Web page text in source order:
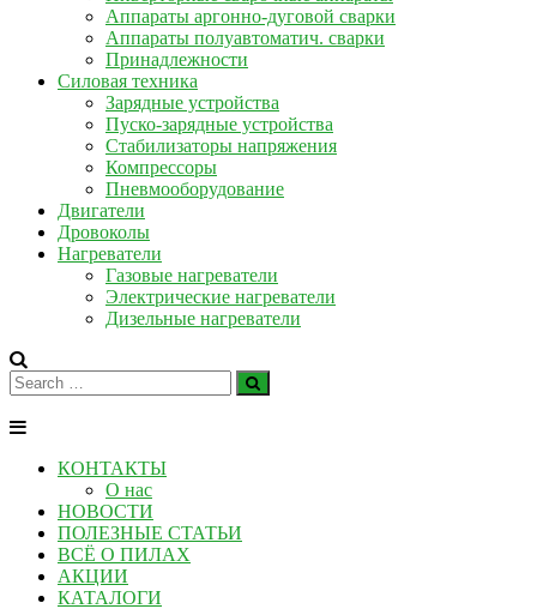
Аппараты аргонно-дуговой сварки
Аппараты полуавтоматич. сварки
Принадлежности
Силовая техника
Зарядные устройства
Пуско-зарядные устройства
Стабилизаторы напряжения
Компрессоры
Пневмооборудование
Двигатели
Дровоколы
Нагреватели
Газовые нагреватели
Электрические нагреватели
Дизельные нагреватели
КОНТАКТЫ
О нас
НОВОСТИ
ПОЛЕЗНЫЕ СТАТЬИ
ВСЁ О ПИЛАХ
АКЦИИ
КАТАЛОГИ